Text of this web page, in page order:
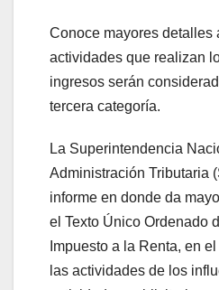
Conoce mayores detalles
actividades que realizan
ingresos serán
tercera categoría.
La Superintendencia
Administración Tributaria
informe en donde da
el Texto Único Ordenado
Impuesto a la Renta, en
las actividades de los